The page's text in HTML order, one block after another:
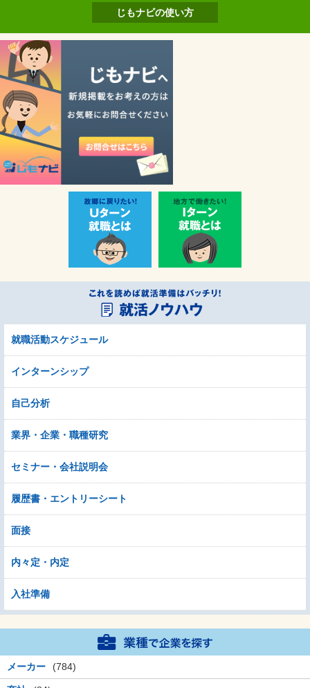
じもナビの使い方
就職活動スケジュール
インターンシップ
自己分析
業界・企業・職種研究
セミナー・会社説明会
履歴書・エントリーシート
面接
内々定・内定
入社準備
メーカー (784)